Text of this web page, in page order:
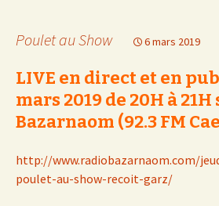
Poulet au Show 6 mars 2019
LIVE en direct et en
mars 2019 de 20H à
Bazarnaom (92.3 FM
http://www.radiobazarnaom.com/
poulet-au-show-recoit-garz/